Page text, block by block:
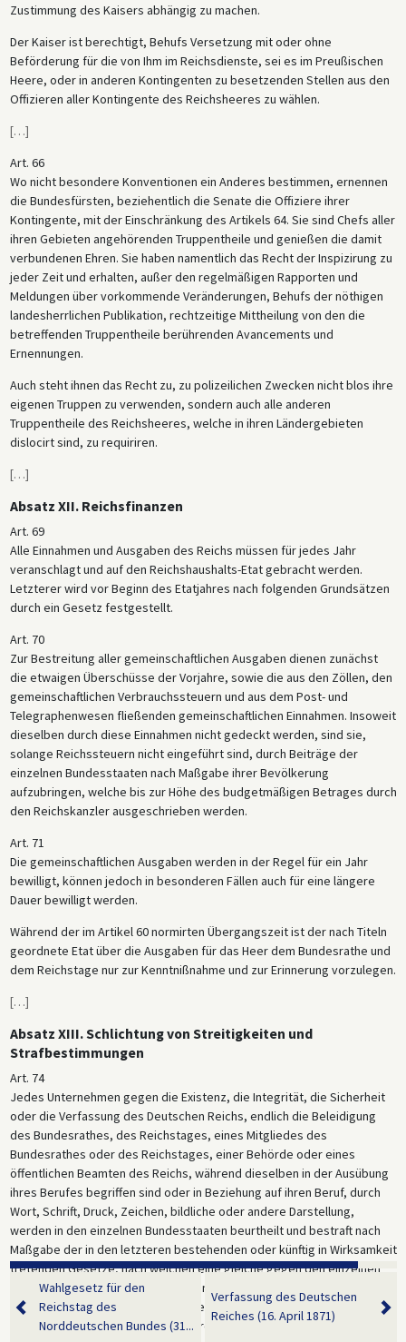
Zustimmung des Kaisers abhängig zu machen.
Der Kaiser ist berechtigt, Behufs Versetzung mit oder ohne
Beförderung für die von Ihm im Reichsdienste, sei es im Preußischen
Heere, oder in anderen Kontingenten zu besetzenden Stellen aus den
Offizieren aller Kontingente des Reichsheeres zu wählen.
[…]
Art. 66
Wo nicht besondere Konventionen ein Anderes bestimmen, ernennen
die Bundesfürsten, beziehentlich die Senate die Offiziere ihrer
Kontingente, mit der Einschränkung des Artikels 64. Sie sind Chefs aller
ihren Gebieten angehörenden Truppentheile und genießen die damit
verbundenen Ehren. Sie haben namentlich das Recht der Inspizirung zu
jeder Zeit und erhalten, außer den regelmäßigen Rapporten und
Meldungen über vorkommende Veränderungen, Behufs der nöthigen
landesherrlichen Publikation, rechtzeitige Mittheilung von den die
betreffenden Truppentheile berührenden Avancements und
Ernennungen.
Auch steht ihnen das Recht zu, zu polizeilichen Zwecken nicht blos ihre
eigenen Truppen zu verwenden, sondern auch alle anderen
Truppentheile des Reichsheeres, welche in ihren Ländergebieten
dislocirt sind, zu requiriren.
[…]
Absatz XII. Reichsfinanzen
Art. 69
Alle Einnahmen und Ausgaben des Reichs müssen für jedes Jahr
veranschlagt und auf den Reichshaushalts-Etat gebracht werden.
Letzterer wird vor Beginn des Etatjahres nach folgenden Grundsätzen
durch ein Gesetz festgestellt.
Art. 70
Zur Bestreitung aller gemeinschaftlichen Ausgaben dienen zunächst
die etwaigen Überschüsse der Vorjahre, sowie die aus den Zöllen, den
gemeinschaftlichen Verbrauchssteuern und aus dem Post- und
Telegraphenwesen fließenden gemeinschaftlichen Einnahmen. Insoweit
dieselben durch diese Einnahmen nicht gedeckt werden, sind sie,
solange Reichssteuern nicht eingeführt sind, durch Beiträge der
einzelnen Bundesstaaten nach Maßgabe ihrer Bevölkerung
aufzubringen, welche bis zur Höhe des budgetmäßigen Betrages durch
den Reichskanzler ausgeschrieben werden.
Art. 71
Die gemeinschaftlichen Ausgaben werden in der Regel für ein Jahr
bewilligt, können jedoch in besonderen Fällen auch für eine längere
Dauer bewilligt werden.
Während der im Artikel 60 normirten Übergangszeit ist der nach Titeln
geordnete Etat über die Ausgaben für das Heer dem Bundesrathe und
dem Reichstage nur zur Kenntnißnahme und zur Erinnerung vorzulegen.
[…]
Absatz XIII. Schlichtung von Streitigkeiten und
Strafbestimmungen
Art. 74
Jedes Unternehmen gegen die Existenz, die Integrität, die Sicherheit
oder die Verfassung des Deutschen Reichs, endlich die Beleidigung
des Bundesrathes, des Reichstages, eines Mitgliedes des
Bundesrathes oder des Reichstages, einer Behörde oder eines
öffentlichen Beamten des Reichs, während dieselben in der Ausübung
ihres Berufes begriffen sind oder in Beziehung auf ihren Beruf, durch
Wort, Schrift, Druck, Zeichen, bildliche oder andere Darstellung,
werden in den einzelnen Bundesstaaten beurtheilt und bestraft nach
Maßgabe der in den letzteren bestehenden oder künftig in Wirksamkeit
tretenden Gesetze, nach welchen eine gleiche gegen den einzelnen
Bundesstaat, seine Verfassung, seine Kammern oder Stände, seine
Kammer- oder Ständemitglieder, seine Behörden und Beamten
begangene Handlung zu richten wäre.
Wahlgesetz für den
Reichstag des
Norddeutschen Bundes (31...
Verfassung des Deutschen
Reiches (16. April 1871)